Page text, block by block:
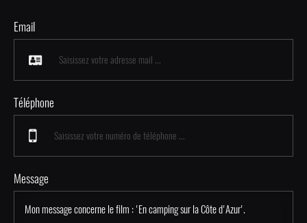
Email
Téléphone
Message